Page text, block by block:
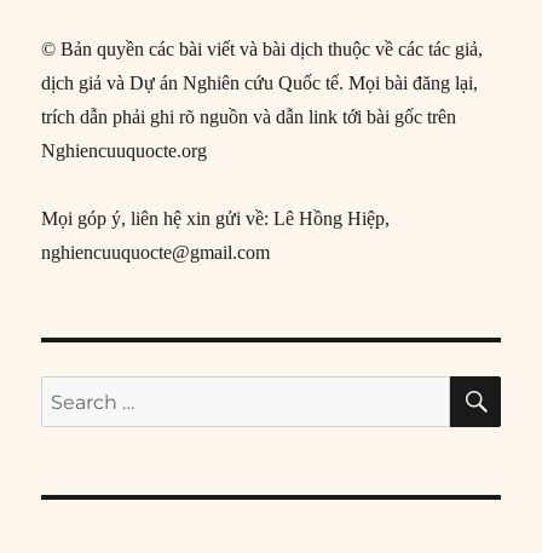
© Bản quyền các bài viết và bài dịch thuộc về các tác giả,
dịch giả và Dự án Nghiên cứu Quốc tế. Mọi bài đăng lại,
trích dẫn phải ghi rõ nguồn và dẫn link tới bài gốc trên
Nghiencuuquocte.org
Mọi góp ý, liên hệ xin gửi về: Lê Hồng Hiệp,
nghiencuuquocte@gmail.com
Search
for: